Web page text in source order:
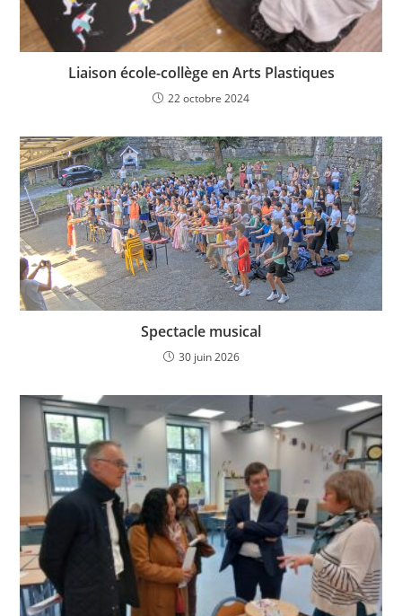
Liaison école-collège en Arts Plastiques
22 octobre 2024
Spectacle musical
30 juin 2026